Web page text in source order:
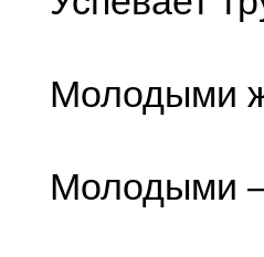
Молодыми
Молодыми